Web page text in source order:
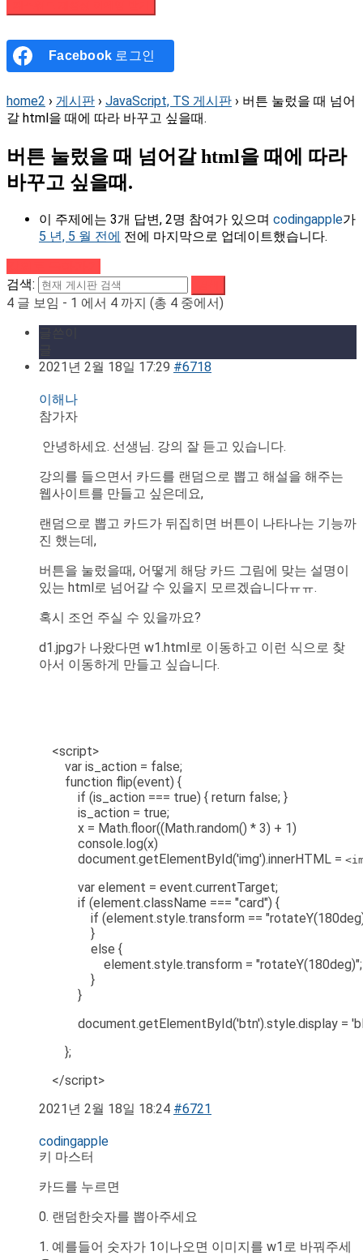
Facebook 로그인
home2 › 게시판 › JavaScript, TS 게시판 › 버튼 눌렀을 때 넘어
갈 html을 때에 따라 바꾸고 싶을때.
버튼 눌렀을 때 넘어갈 html을 때에 따라
바꾸고 싶을때.
이 주제에는 3개 답변, 2명 참여가 있으며 codingapple가
5 년, 5 월 전에 전에 마지막으로 업데이트했습니다.
검색:
4 글 보임 - 1 에서 4 까지 (총 4 중에서)
2021년 2월 18일 17:29 #6718
이해나
참가자
안녕하세요. 선생님. 강의 잘 듣고 있습니다.
강의를 들으면서 카드를 랜덤으로 뽑고 해설을 해주는
웹사이트를 만들고 싶은데요,
랜덤으로 뽑고 카드가 뒤집히면 버튼이 나타나는 기능까
진 했는데,
버튼을 눌렀을때, 어떻게 해당 카드 그림에 맞는 설명이
있는 html로 넘어갈 수 있을지 모르겠습니다ㅠㅠ.
혹시 조언 주실 수 있을까요?
d1.jpg가 나왔다면 w1.html로 이동하고 이런 식으로 찾
아서 이동하게 만들고 싶습니다.
<script>
var is_action = false;
function flip(event) {
if (is_action === true) { return false; }
is_action = true;
x = Math.floor((Math.random() * 3) + 1)
console.log(x)
document.getElementById('img').innerHTML =
var element = event.currentTarget;
if (element.className === "card") {
if (element.style.transform ==
}
else {
element.style.transform = "rotateY(180deg)";
}
}
document.getElementById('btn').style.display =
};
</script>
2021년 2월 18일 18:24 #6721
codingapple
키 마스터
카드를 누르면
0. 랜덤한숫자를 뽑아주세요
1. 예를들어 숫자가 1이나오면 이미지를 w1로 바꿔주세